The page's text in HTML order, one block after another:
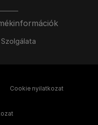
Cookie nyilatkozat